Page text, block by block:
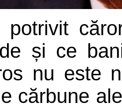
potrivit
și ce
nu este
cărbune